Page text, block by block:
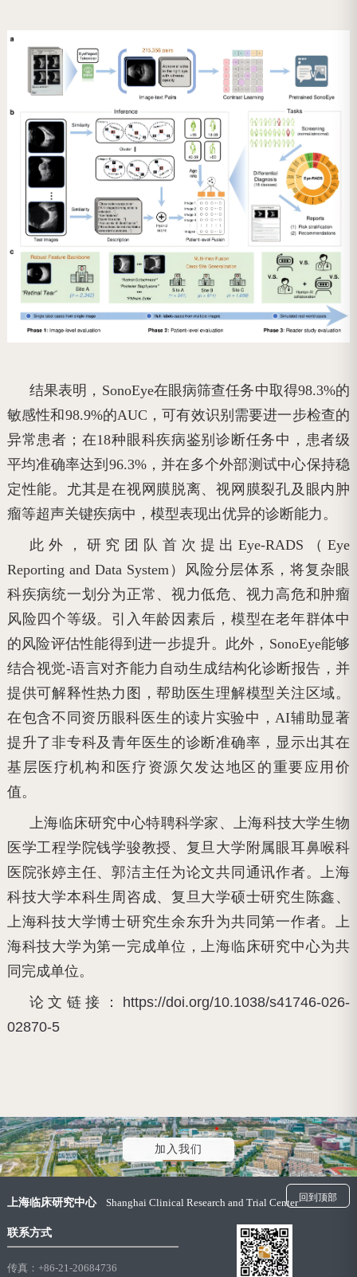
结果表明，SonoEye在眼病筛查任务中取得98.3%的
敏感性和98.9%的AUC，可有效识别需要进一步检查的
异常患者；在18种眼科疾病鉴别诊断任务中，患者级
平均准确率达到96.3%，并在多个外部测试中心保持稳
定性能。尤其是在视网膜脱离、视网膜裂孔及眼内肿
瘤等超声关键疾病中，模型表现出优异的诊断能力。
此外，研究团队首次提出Eye-RADS（Eye
Reporting and Data System）风险分层体系，将复杂眼
科疾病统一划分为正常、视力低危、视力高危和肿瘤
风险四个等级。引入年龄因素后，模型在老年群体中
的风险评估性能得到进一步提升。此外，SonoEye能够
结合视觉-语言对齐能力自动生成结构化诊断报告，并
提供可解释性热力图，帮助医生理解模型关注区域。
在包含不同资历眼科医生的读片实验中，AI辅助显著
提升了非专科及青年医生的诊断准确率，显示出其在
基层医疗机构和医疗资源欠发达地区的重要应用价
值。
上海临床研究中心特聘科学家、上海科技大学生物
医学工程学院钱学骏教授、复旦大学附属眼耳鼻喉科
医院张婷主任、郭洁主任为论文共同通讯作者。上海
科技大学本科生周咨成、复旦大学硕士研究生陈鑫、
上海科技大学博士研究生余东升为共同第一作者。上
海科技大学为第一完成单位，上海临床研究中心为共
同完成单位。
论文链接： https://doi.org/10.1038/s41746-026-
02870-5
加入我们
上海临床研究中心 Shanghai Clinical Research and Trial Center 回到顶部
联系方式
传真：+86-21-20684736